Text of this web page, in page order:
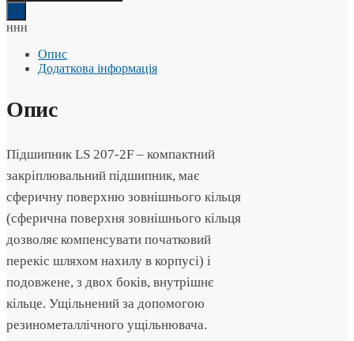
×
ннн
Опис
Додаткова інформація
Опис
Підшипник LS 207-2F – компактний
закріплювальний підшипник, має
сферичну поверхню зовнішнього кільця
(сферична поверхня зовнішнього кільця
дозволяє компенсувати початковий
перекіс шляхом нахилу в корпусі) і
подовжене, з двох боків, внутрішнє
кільце. Ущільнений за допомогою
резинометаллічного ущільнювача.